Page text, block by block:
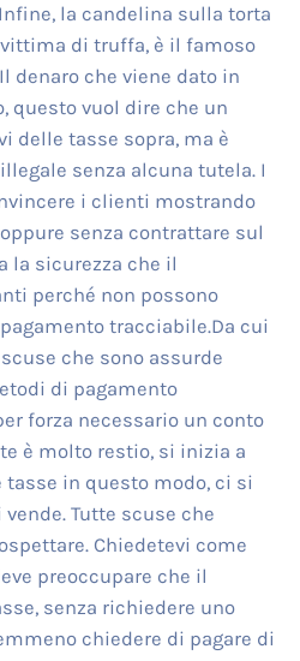
la candelina sulla torta
di truffa, è il famoso
denaro che viene dato in
questo vuol dire che un
delle tasse sopra, ma è
senza alcuna tutela. I
i clienti mostrando
senza contrattare sul
la sicurezza che il
perché non possono
tracciabile.Da cui
che sono assurde
di pagamento
forza necessario un conto
è molto restio, si inizia a
tasse in questo modo, ci si
Tutte scuse che
Chiedetevi come
preoccupare che il
senza richiedere uno
chiedere di pagare di